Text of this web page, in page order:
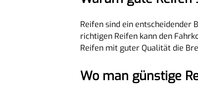
Reifen sind ein entscheidender
richtigen Reifen kann den
Reifen mit guter Qualität die
Wo man günstige